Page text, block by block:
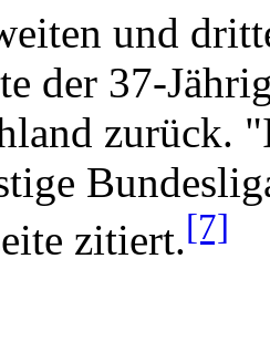
und
der 37-
zurück.
zitiert.[7]